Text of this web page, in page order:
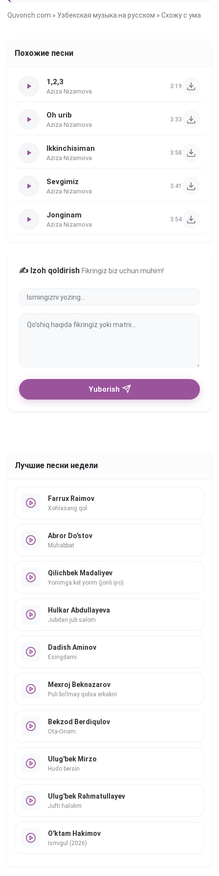
Quvonch.com » Узбекская музыка на русском » Схожу с ума
Похожие песни
1,2,3
Aziza Nizamova
3:19
Oh urib
Aziza Nizamova
3:33
Ikkinchisiman
Aziza Nizamova
3:58
Sevgimiz
Aziza Nizamova
3:41
Jonginam
Aziza Nizamova
3:54
✍️ Izoh qoldirish Fikringiz biz uchun muhim!
Yuborish
Лучшие песни недели
Farrux Raimov
Xohlasang qol
Abror Do'stov
Muhabbat
Qilichbek Madaliyev
Yonimga kel yorim (jonli ijro)
Hulkar Abdullayeva
Jubdan jub salom
Dadish Aminov
Esingdami
Mexroj Beknazarov
Puli bo'lmay qolsa erkakni
Bekzod Berdiqulov
Ota-Onam
Ulug'bek Mirzo
Hudo bersin
Ulug'bek Rahmatullayev
Jufti halolim
O'ktam Hakimov
Ismigul (2026)